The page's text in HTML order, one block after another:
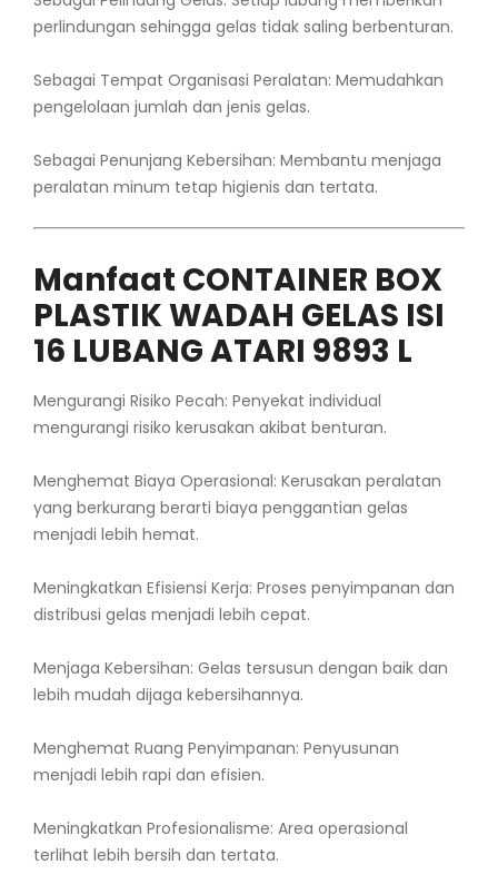
perlindungan sehingga gelas tidak saling berbenturan.
Sebagai Tempat Organisasi Peralatan: Memudahkan
pengelolaan jumlah dan jenis gelas.
Sebagai Penunjang Kebersihan: Membantu menjaga
peralatan minum tetap higienis dan tertata.
Manfaat CONTAINER BOX
PLASTIK WADAH GELAS ISI
16 LUBANG ATARI 9893 L
Mengurangi Risiko Pecah: Penyekat individual
mengurangi risiko kerusakan akibat benturan.
Menghemat Biaya Operasional: Kerusakan peralatan
yang berkurang berarti biaya penggantian gelas
menjadi lebih hemat.
Meningkatkan Efisiensi Kerja: Proses penyimpanan dan
distribusi gelas menjadi lebih cepat.
Menjaga Kebersihan: Gelas tersusun dengan baik dan
lebih mudah dijaga kebersihannya.
Menghemat Ruang Penyimpanan: Penyusunan
menjadi lebih rapi dan efisien.
Meningkatkan Profesionalisme: Area operasional
terlihat lebih bersih dan tertata.